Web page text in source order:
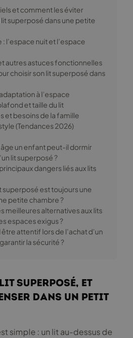
et comment les éviter
superposé dans une petite
: l’espace nuit et l’espace
autres astuces fonctionnelles
choisir son lit superposé dans
à l’espace
et taille du lit
et besoins de la famille
(Tendances 2026)
âge un enfant peut-il dormir
lit superposé ?
dangers liés aux lits
superposé est toujours une
petite chambre ?
meilleures alternatives aux lits
espaces exigus ?
attentif lors de l’achat d’un
la sécurité ?
superposé, et
dans un petit
simple : un lit au-dessus de